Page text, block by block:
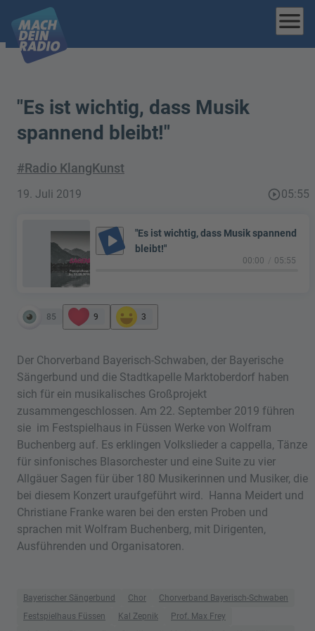
menu
"Es ist wichtig, dass Musik
spannend bleibt!"
#Radio KlangKunst
19. Juli 2019 play_circle_outline05:55
play_arrow
"Es ist wichtig, dass Musik spannend
bleibt!"
00:00 05:55
85 9 3
Der Chorverband Bayerisch-Schwaben, der Bayerische
Sängerbund und die Stadtkapelle Marktoberdorf haben
sich für ein musikalisches Großprojekt
zusammengeschlossen. Am 22. September 2019 führen
sie im Festspielhaus in Füssen Werke von Wolfram
Buchenberg auf. Es erklingen Volkslieder a cappella, Tänze
für sinfonisches Blasorchester und eine Suite zu vier
Allgäuer Sagen für über 180 Musikerinnen und Musiker, die
bei diesem Konzert uraufgeführt wird. Hanna Meidert und
Christiane Franke waren bei den ersten Proben und
sprachen mit Wolfram Buchenberg, mit Dirigenten,
Ausführenden und Organisatoren.
Bayerischer Sängerbund Chor
Chorverband Bayerisch-Schwaben
Festspielhaus Füssen
Kal Zepnik
Prof. Max Frey